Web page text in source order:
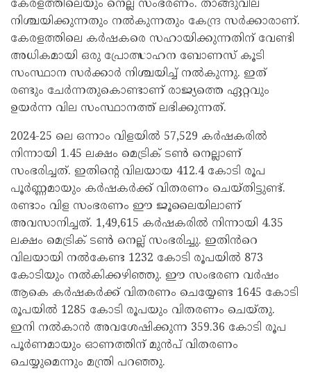
കേരളത്തിലെയും നെല്ല് സംഭരണം. താങ്ങുവില
നിശ്ചയിക്കുന്നതും നൽകുന്നതും കേന്ദ്ര സർക്കാരാണ്.
കേരളത്തിലെ കർഷകരെ സഹായിക്കുന്നതിന് വേണ്ടി
അധികമായി ഒരു പ്രോത്സാഹന ബോണസ് കൂടി
സംസ്ഥാന സർക്കാർ നിശ്ചയിച്ച് നൽകുന്നു. ഇത്
രണ്ടും ചേർന്നതുകൊണ്ടാണ് രാജ്യത്തെ ഏറ്റവും
ഉയർന്ന വില സംസ്ഥാനത്ത് ലഭിക്കുന്നത്.
2024-25 ലെ ഒന്നാം വിളയിൽ 57,529 കർഷകരിൽ
നിന്നായി 1.45 ലക്ഷം മെട്രിക് ടൺ നെല്ലാണ്
സംഭരിച്ചത്. ഇതിന്റെ വിലയായ 412.4 കോടി രൂപ
പൂർണ്ണമായും കർഷകർക്ക് വിതരണം ചെയ്തിട്ടുണ്ട്.
രണ്ടാം വിള സംഭരണം ഈ ജൂലൈയിലാണ്
അവസാനിച്ചത്. 1,49,615 കർഷകരിൽ നിന്നായി 4.35
ലക്ഷം മെട്രിക് ടൺ നെല്ല് സംഭരിച്ചു. ഇതിൻറെ
വിലയായി നൽകേണ്ട 1232 കോടി രൂപയിൽ 873
കോടിയും നൽകിക്കഴിഞ്ഞു. ഈ സംഭരണ വർഷം
ആകെ കർഷകർക്ക് വിതരണം ചെയ്യേണ്ട 1645 കോടി
രൂപയിൽ 1285 കോടി രൂപയും വിതരണം ചെയ്തു.
ഇനി നൽകാൻ അവശേഷിക്കുന്ന 359.36 കോടി രൂപ
പൂർണമായും ഓണത്തിന് മുൻപ് വിതരണം
ചെയ്യുമെന്നും മന്ത്രി പറഞ്ഞു.